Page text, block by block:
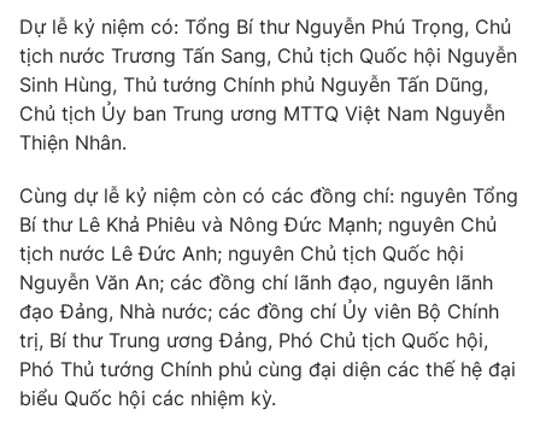
Thế giới đó đây
Câu chuyện quốc tế
Kinh tế
Tài chính
Thị trường
Góc doanh nghiệp
Dữ liệu và đời sống
Truyền hình
Phim VTV
Hậu trường
Nhân vật
Khán giả
Giải sao mai
Giải trí
Điện ảnh
Âm nhạc
Sao
Đời sống
Du lịch
Làm đẹp
Giáo dục
Tuyển sinh
Dự lễ kỷ niệm có: Tổng Bí thư Nguyễn Phú Trọng, Chủ
tịch nước Trương Tấn Sang, Chủ tịch Quốc hội Nguyễn
Sinh Hùng, Thủ tướng Chính phủ Nguyễn Tấn Dũng,
Chủ tịch Ủy ban Trung ương MTTQ Việt Nam Nguyễn
Thiện Nhân.
Cùng dự lễ kỷ niệm còn có các đồng chí: nguyên Tổng
Bí thư Lê Khả Phiêu và Nông Đức Mạnh; nguyên Chủ
tịch nước Lê Đức Anh; nguyên Chủ tịch Quốc hội
Nguyễn Văn An; các đồng chí lãnh đạo, nguyên lãnh
đạo Đảng, Nhà nước; các đồng chí Ủy viên Bộ Chính
trị, Bí thư Trung ương Đảng, Phó Chủ tịch Quốc hội,
Phó Thủ tướng Chính phủ cùng đại diện các thế hệ đại
biểu Quốc hội các nhiệm kỳ.